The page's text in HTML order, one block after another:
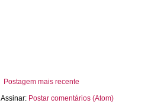
Postagem mais recente
Assinar: Postar comentários (Atom)